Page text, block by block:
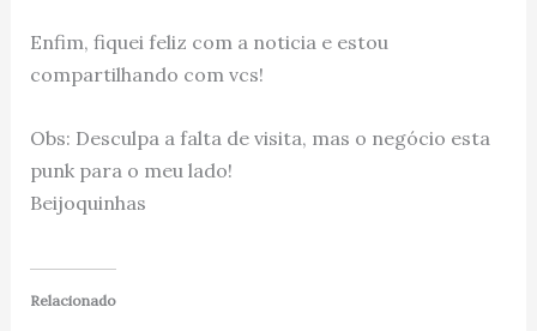
Enfim, fiquei feliz com a noticia e estou
compartilhando com vcs!
Obs: Desculpa a falta de visita, mas o negócio esta
punk para o meu lado!
Beijoquinhas
Relacionado